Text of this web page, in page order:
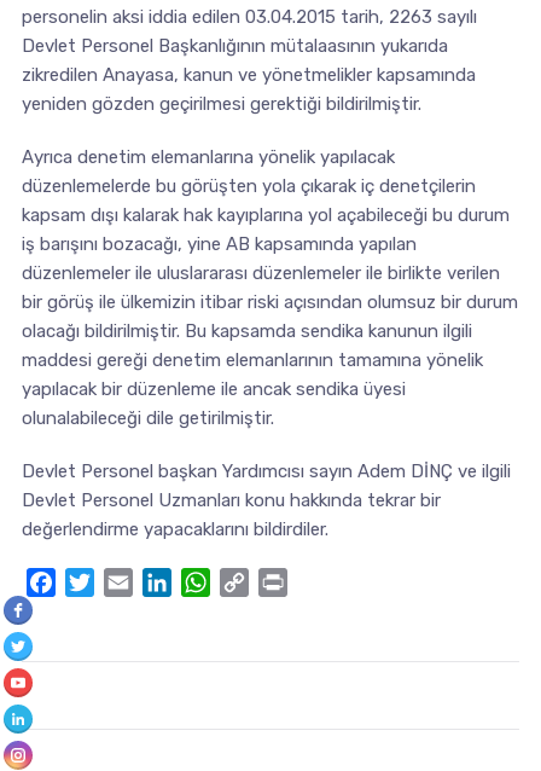
personelin aksi iddia edilen 03.04.2015 tarih, 2263 sayılı
Devlet Personel Başkanlığının mütalaasının yukarıda
zikredilen Anayasa, kanun ve yönetmelikler kapsamında
yeniden gözden geçirilmesi gerektiği bildirilmiştir.
Ayrıca denetim elemanlarına yönelik yapılacak
düzenlemelerde bu görüşten yola çıkarak iç denetçilerin
kapsam dışı kalarak hak kayıplarına yol açabileceği bu durum
iş barışını bozacağı, yine AB kapsamında yapılan
düzenlemeler ile uluslararası düzenlemeler ile birlikte verilen
bir görüş ile ülkemizin itibar riski açısından olumsuz bir durum
olacağı bildirilmiştir. Bu kapsamda sendika kanunun ilgili
maddesi gereği denetim elemanlarının tamamına yönelik
yapılacak bir düzenleme ile ancak sendika üyesi
olunalabileceği dile getirilmiştir.
Devlet Personel başkan Yardımcısı sayın Adem DİNÇ ve ilgili
Devlet Personel Uzmanları konu hakkında tekrar bir
değerlendirme yapacaklarını bildirdiler.
FacebookTwitter
Email LinkedInWhatsApp
Copy